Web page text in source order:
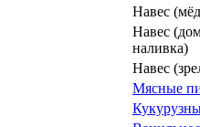
Навес
Навес
наливка)
Навес
Мясные